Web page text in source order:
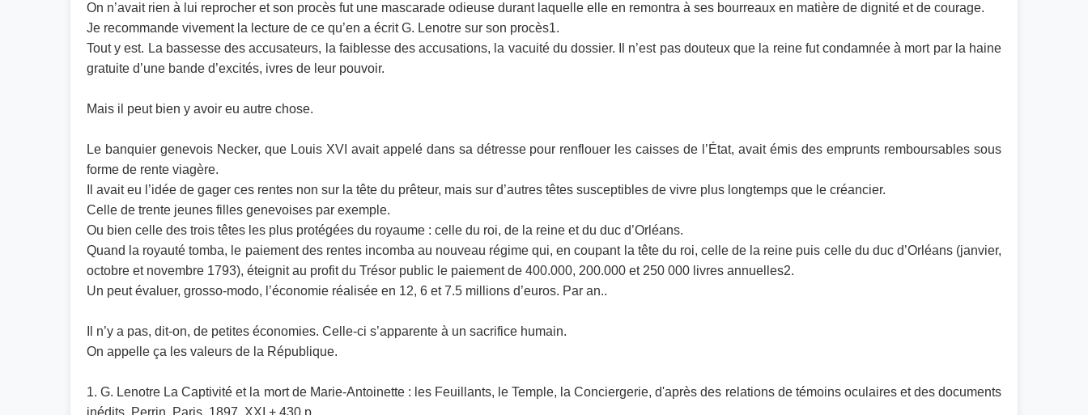
On n’avait rien à lui reprocher et son procès fut une mascarade odieuse durant laquelle elle en remontra à ses bourreaux en matière de dignité et de courage.
Je recommande vivement la lecture de ce qu’en a écrit G. Lenotre sur son procès1.
Tout y est. La bassesse des accusateurs, la faiblesse des accusations, la vacuité du dossier. Il n’est pas douteux que la reine fut condamnée à mort par la haine
gratuite d’une bande d’excités, ivres de leur pouvoir.
Mais il peut bien y avoir eu autre chose.
Le banquier genevois Necker, que Louis XVI avait appelé dans sa détresse pour renflouer les caisses de l’État, avait émis des emprunts remboursables sous
forme de rente viagère.
Il avait eu l’idée de gager ces rentes non sur la tête du prêteur, mais sur d’autres têtes susceptibles de vivre plus longtemps que le créancier.
Celle de trente jeunes filles genevoises par exemple.
Ou bien celle des trois têtes les plus protégées du royaume : celle du roi, de la reine et du duc d’Orléans.
Quand la royauté tomba, le paiement des rentes incomba au nouveau régime qui, en coupant la tête du roi, celle de la reine puis celle du duc d’Orléans (janvier,
octobre et novembre 1793), éteignit au profit du Trésor public le paiement de 400.000, 200.000 et 250 000 livres annuelles2.
Un peut évaluer, grosso-modo, l’économie réalisée en 12, 6 et 7.5 millions d’euros. Par an..
Il n’y a pas, dit-on, de petites économies. Celle-ci s’apparente à un sacrifice humain.
On appelle ça les valeurs de la République.
1. G. Lenotre La Captivité et la mort de Marie-Antoinette : les Feuillants, le Temple, la Conciergerie, d'après des relations de témoins oculaires et des documents
inédits. Perrin, Paris, 1897. XXI + 430 p